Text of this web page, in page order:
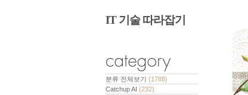
IT 기술 따라잡기
분류 전체보기 (1788)
Catchup AI (232)